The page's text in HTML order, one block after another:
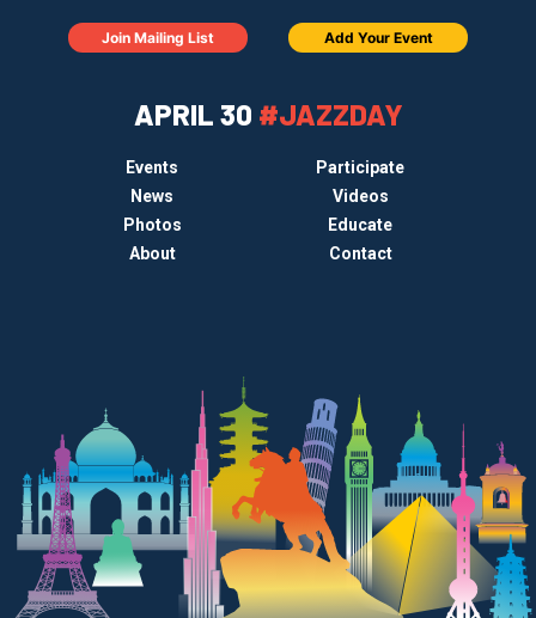
APRIL 30 #JAZZDAY
Events
Participate
News
Videos
Photos
Educate
About
Contact
Join Mailing List Add Your Event